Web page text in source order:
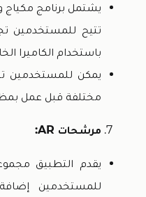
تتيح للمستخدمين
باستخدام الكاميرا
يمكن للمستخدمين
مختلفة قبل عمل
مرشحات AR:
للمستخدمين إضافة